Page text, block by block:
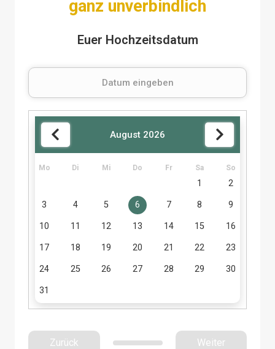
ganz unverbindlich
Euer Hochzeitsdatum
August 2026
Mo Di Mi Do Fr Sa So
1 2
3 4 5 6 7 8 9
10 11 12 13 14 15 16
17 18 19 20 21 22 23
24 25 26 27 28 29 30
31
Zurück Weiter